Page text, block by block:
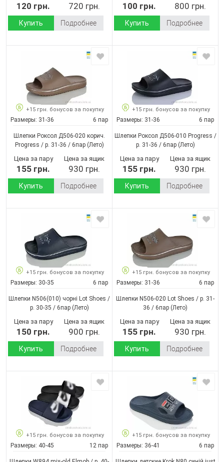
120 грн. 720 грн.
Купить Подробнее
100 грн. 800 грн.
Купить Подробнее
+15 грн. бонусов за покупку
Размеры: 31-36 6 пар
Шлепки Роксол Д506-020 корич.
Progress / p. 31-36 / 6пар(Лето)
Цена за пару
155 грн.
Цена за ящик
930 грн.
Купить Подробнее
+15 грн. бонусов за покупку
Размеры: 31-36 6 пар
Шлепки Роксол Д506-010 Progress /
p. 31-36 / 6пар(Лето)
Цена за пару
155 грн.
Цена за ящик
930 грн.
Купить Подробнее
+15 грн. бонусов за покупку
Размеры: 30-35 6 пар
Шлепки N506(010) чорні Lot Shoes /
p. 30-35 / 6пар(Лето)
Цена за пару
150 грн.
Цена за ящик
900 грн.
Купить Подробнее
+15 грн. бонусов за покупку
Размеры: 31-36 6 пар
Шлепки N506-020 Lot Shoes / p. 31-
36 / 6пар (Лето)
Цена за пару
155 грн.
Цена за ящик
930 грн.
Купить Подробнее
+15 грн. бонусов за покупку
Размеры: 40-45 12 пар
+15 грн. бонусов за покупку
Размеры: 36-41 6 пар